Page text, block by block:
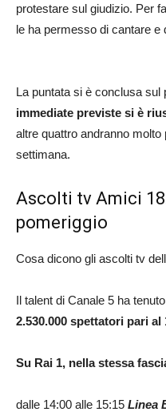
protestare sul giudizio. Per
le ha permesso di cantare e
La puntata si è conclusa sul
immediate previste si è
altre quattro andranno
settimana.
Ascolti tv Amici
pomeriggio
Cosa dicono gli ascolti tv
Il talent di Canale 5 ha
2.530.000 spettatori pari al
Su Rai 1, nella stessa
dalle 14:00 alle 15:15 Linea